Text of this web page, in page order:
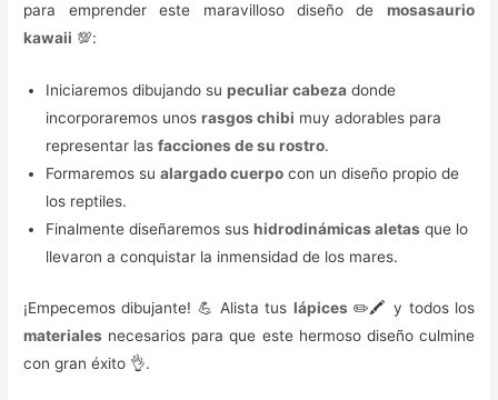
para emprender este maravilloso diseño de mosasaurio
kawaii 💯:
Iniciaremos dibujando supeculiar cabeza donde
incorporaremos unosrasgos chibi muy adorables para
representar lasfacciones de su rostro.
Formaremos sualargado cuerpo con un diseño propio de
los reptiles.
Finalmente diseñaremos sushidrodinámicas aletas que lo
llevaron a conquistar la inmensidad de los mares.
¡Empecemos dibujante! 💪 Alista tus lápices ✏️🖍️ y todos los
materiales necesarios para que este hermoso diseño culmine
con gran éxito 👌.